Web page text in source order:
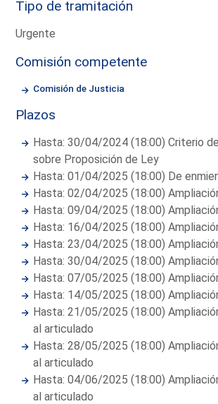
Tipo de tramitación
Urgente
Comisión competente
Comisión de Justicia
Plazos
Hasta: 30/04/2024 (18:00) Criterio
sobre Proposición de Ley
Hasta: 01/04/2025 (18:00) De
Hasta: 02/04/2025 (18:00)
Hasta: 09/04/2025 (18:00)
Hasta: 16/04/2025 (18:00)
Hasta: 23/04/2025 (18:00)
Hasta: 30/04/2025 (18:00)
Hasta: 07/05/2025 (18:00)
Hasta: 14/05/2025 (18:00)
Hasta: 21/05/2025 (18:00)
al articulado
Hasta: 28/05/2025 (18:00)
al articulado
Hasta: 04/06/2025 (18:00)
al articulado